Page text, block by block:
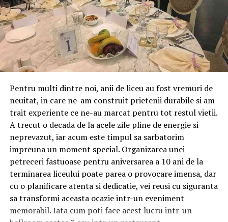
Pentru multi dintre noi, anii de liceu au fost vremuri de
neuitat, in care ne-am construit prietenii durabile si am
trait experiente ce ne-au marcat pentru tot restul vietii.
A trecut o decada de la acele zile pline de energie si
neprevazut, iar acum este timpul sa sarbatorim
impreuna un moment special. Organizarea unei
petreceri fastuoase pentru aniversarea a 10 ani de la
terminarea liceului poate parea o provocare imensa, dar
cu o planificare atenta si dedicatie, vei reusi cu siguranta
sa transformi aceasta ocazie intr-un eveniment
memorabil. Iata cum poti face acest lucru intr-un